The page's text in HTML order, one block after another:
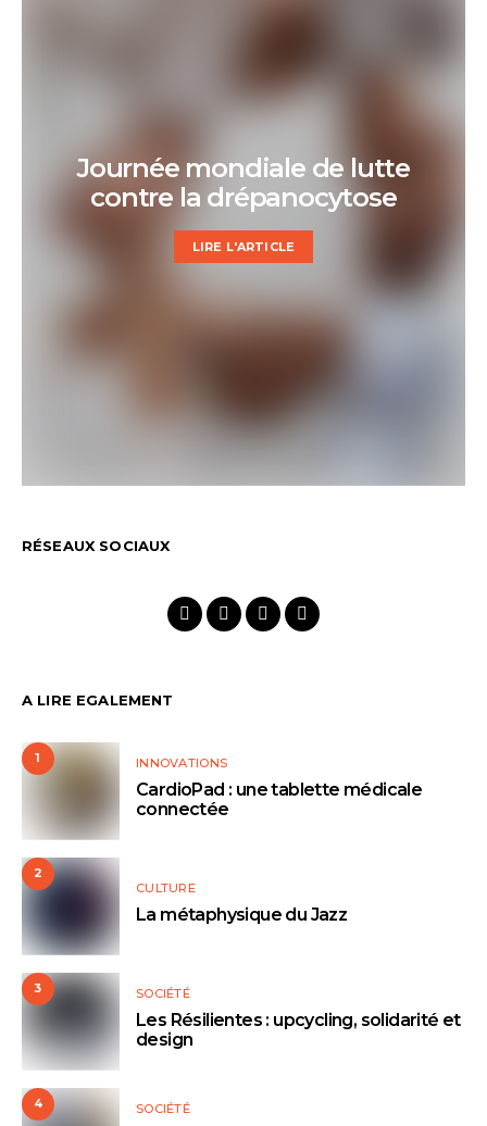
Journée mondiale de lutte
contre la drépanocytose
LIRE L'ARTICLE
RÉSEAUX SOCIAUX
A LIRE EGALEMENT
1 INNOVATIONS
CardioPad : une tablette médicale
connectée
2
CULTURE
La métaphysique du Jazz
3 SOCIÉTÉ
Les Résilientes : upcycling, solidarité et
design
4 SOCIÉTÉ